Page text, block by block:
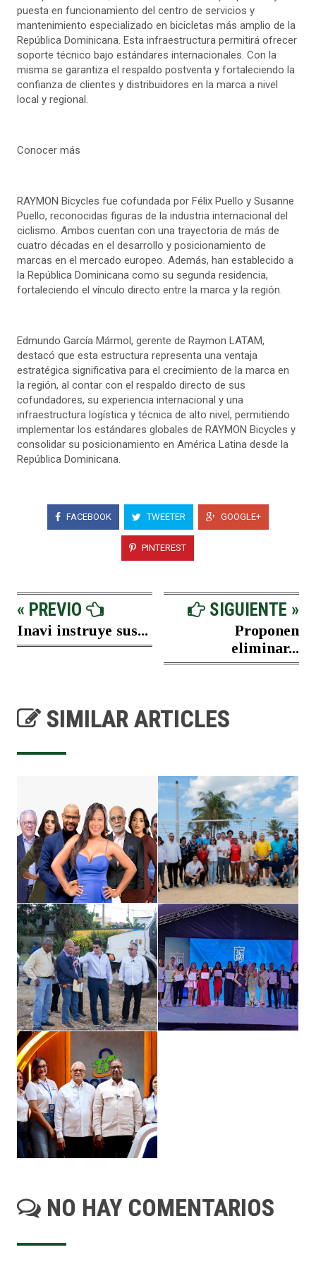
puesta en funcionamiento del centro de servicios y
mantenimiento especializado en bicicletas más amplio de la
República Dominicana. Esta infraestructura permitirá ofrecer
soporte técnico bajo estándares internacionales. Con la
misma se garantiza el respaldo postventa y fortaleciendo la
confianza de clientes y distribuidores en la marca a nivel
local y regional.
Conocer más
RAYMON Bicycles fue cofundada por Félix Puello y Susanne
Puello, reconocidas figuras de la industria internacional del
ciclismo. Ambos cuentan con una trayectoria de más de
cuatro décadas en el desarrollo y posicionamiento de
marcas en el mercado europeo. Además, han establecido a
la República Dominicana como su segunda residencia,
fortaleciendo el vínculo directo entre la marca y la región.
Edmundo García Mármol, gerente de Raymon LATAM,
destacó que esta estructura representa una ventaja
estratégica significativa para el crecimiento de la marca en
la región, al contar con el respaldo directo de sus
cofundadores, su experiencia internacional y una
infraestructura logística y técnica de alto nivel, permitiendo
implementar los estándares globales de RAYMON Bicycles y
consolidar su posicionamiento en América Latina desde la
República Dominicana.
FACEBOOK TWEETER GOOGLE+
PINTEREST
« PREVIO
Inavi instruye sus...
SIGUIENTE »
Proponen
eliminar...
SIMILAR ARTICLES
NO HAY COMENTARIOS